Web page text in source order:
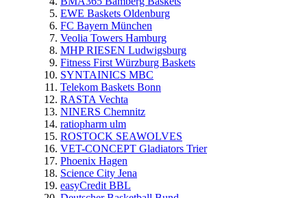
EWE Baskets Oldenburg
FC Bayern München
Veolia Towers Hamburg
MHP RIESEN Ludwigsburg
Fitness First Würzburg Baskets
SYNTAINICS MBC
Telekom Baskets Bonn
RASTA Vechta
NINERS Chemnitz
ratiopharm ulm
ROSTOCK SEAWOLVES
VET-CONCEPT Gladiators Trier
Phoenix Hagen
Science City Jena
easyCredit BBL